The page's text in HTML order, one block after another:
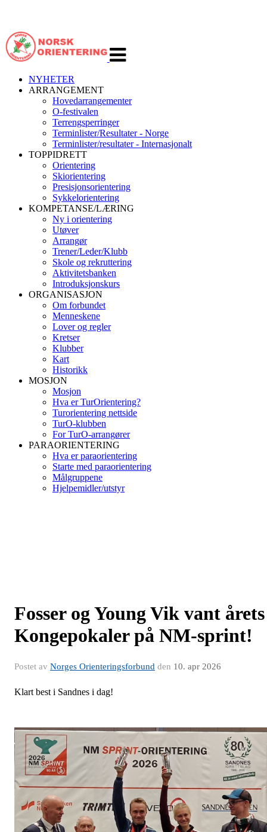
navigasjon
NYHETER
ARRANGEMENT
Hovedarrangementer
O-festivalen
Terrengsperringer
Terminlister/Resultater - Norge
Terminlister/resultater - Internasjonalt
TOPPIDRETT
Orientering
Skiorientering
Presisjonsorientering
Sykkelorientering
KOMPETANSE/LÆRING
Ny i orientering
Utøver
Arrangør
Trener/Leder/Klubb
Skole og rekruttering
Aktivitetsbanken
Introduksjonskurs
ORGANISASJON
Om forbundet
Menneskene
Lover og regler
Kretser
Klubber
Kart
Historikk
MOSJON
Mosjon
Hva er TurOrientering?
Turorientering nettside
TurO-klubben
For TurO-arrangører
PARAORIENTERING
Hva er paraorientering
Starte med paraorientering
Målgruppene
Hjelpemidler/utstyr
Fosser og Young Vik vant årets
Kongepokaler på NM-sprint!
Postet av Norges Orienteringsforbund den 10. apr 2026
Klart best i Sandnes i dag!